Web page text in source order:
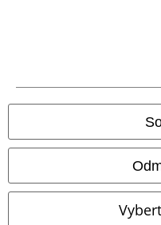
Podmínky
Prohlášení
Ochrana osobních údajů
Likvidace odpadu a ochrana